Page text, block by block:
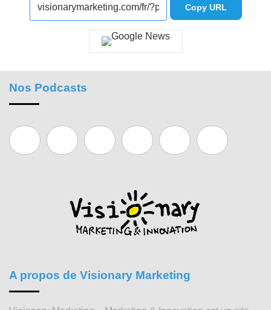
Copy URL
Nos Podcasts
A propos de Visionary Marketing